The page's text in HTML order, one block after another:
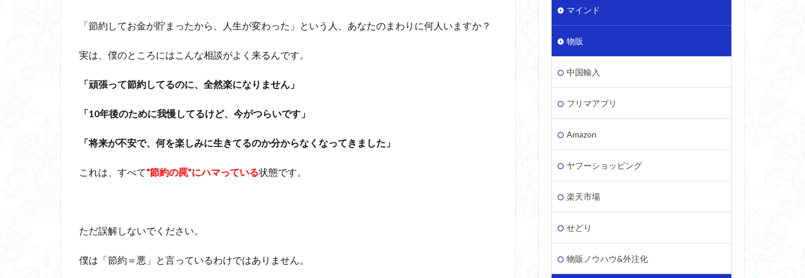
「節約してお金が貯まったから、人生が変わった」という人、あなたのまわりに何人いますか？
実は、僕のところにはこんな相談がよく来るんです。
「頑張って節約してるのに、全然楽になりません」
「10年後のために我慢してるけど、今がつらいです」
「将来が不安で、何を楽しみに生きてるのか分からなくなってきました」
これは、すべて“節約の罠”にハマっている状態です。
ただ誤解しないでください。
僕は「節約＝悪」と言っているわけではありません。
マインド
物販
中国輸入
フリマアプリ
Amazon
ヤフーショッピング
楽天市場
せどり
物販ノウハウ&外注化